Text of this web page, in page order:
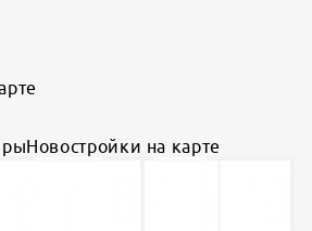
Новостройки на карте